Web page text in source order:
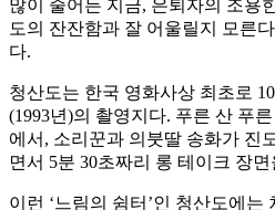
많이 줄어든 지금, 은퇴자의 조용
도의 잔잔함과 잘 어울릴지 모른
다.
청산도는 한국 영화사상 최초로
(1993년)의 촬영지다. 푸른 산 푸
에서, 소리꾼과 의붓딸 송화가 진
면서 5분 30초짜리 롱 테이크 장
이런 ‘느림의 쉼터’인 청산도에